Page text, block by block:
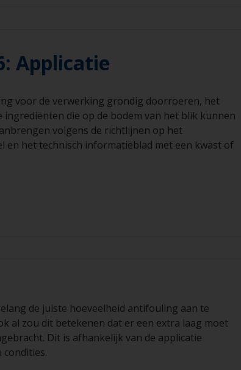
Applicatie
voor de verwerking grondig doorroeren, het
ingrediënten die op de bodem van het blik kunnen
volgens de richtlijnen op het
en het technisch informatieblad met een kwast of
de juiste hoeveelheid antifouling aan te
al zou dit betekenen dat er een extra laag moet
Dit is afhankelijk van de applicatie
condities.